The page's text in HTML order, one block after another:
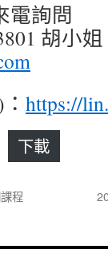
電詢問
胡小姐
https://
下載
程